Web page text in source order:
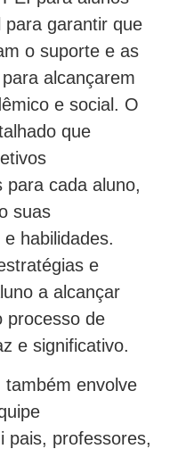
garantir que
o suporte e as
alcançarem
e social. O
que
cada aluno,
suas
habilidades.
e
a alcançar
processo de
e significativo.
também envolve
pais, professores,